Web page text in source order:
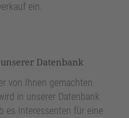
ein.
Datenbank
von Ihnen gemachten
in unserer Datenbank
es Interessenten für eine